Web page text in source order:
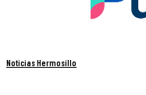
Noticias Hermosillo